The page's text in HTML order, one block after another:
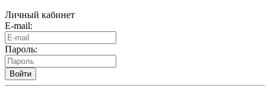
Личный кабинет
E-mail:
Пароль:
Войти